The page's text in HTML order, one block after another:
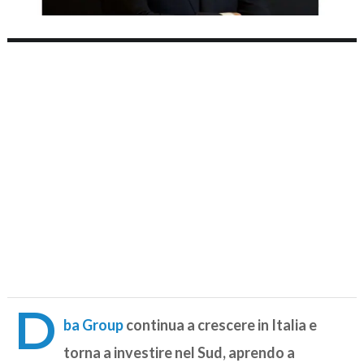
D ba Groupcontinua a crescere in Italia e
torna a investire nel Sud, aprendo a